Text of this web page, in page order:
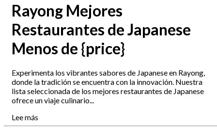
Rayong Mejores
Restaurantes de Japanese
Menos de {price}
Experimenta los vibrantes sabores de Japanese en Rayong,
donde la tradición se encuentra con la innovación. Nuestra
lista seleccionada de los mejores restaurantes de Japanese
ofrece un viaje culinario...
Lee más